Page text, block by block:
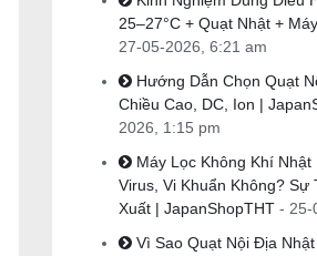
25–27°C + Quạt Nhật +
27-05-2026, 6:21 am
Hướng Dẫn Chọn Quạt
Chiều Cao, DC, Ion |
2026, 1:15 pm
Máy Lọc Không Khí Nhật
Virus, Vi Khuẩn Không? Sự
Xuất | JapanShopTHT - 25-
Vì Sao Quạt Nội Địa Nhật